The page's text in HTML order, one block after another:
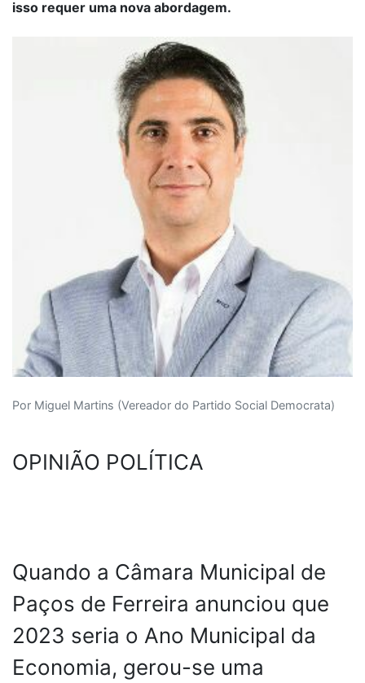
isso requer uma nova abordagem.
Por Miguel Martins (Vereador do Partido Social Democrata)
OPINIÃO POLÍTICA
Quando a Câmara Municipal de
Paços de Ferreira anunciou que
2023 seria o Ano Municipal da
Economia, gerou-se uma